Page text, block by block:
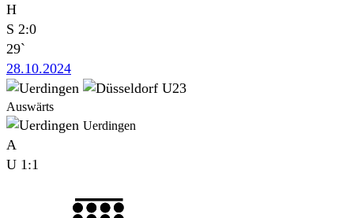
H
S 2:0
29`
28.10.2024
Auswärts
Uerdingen
A
U 1:1